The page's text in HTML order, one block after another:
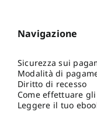
Navigazione
Sicurezza sui
Modalità di
Diritto di recesso
Come effettuare
Leggere il tuo